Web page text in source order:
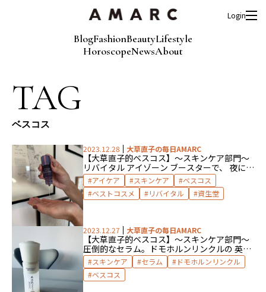
BlogFashionBeautyLifestyle
HoroscopeNewsAbout
Login
TAG
ベスコス
2023.12.28 大草直子の毎日AMARC
【大草直子的ベスコス】〜スキンケア部門〜
リバイタル アイゾーン ブースターで、 夜にな
っても「朝の目元」
アイケア スキンケア
ベスコス
ベストコスメ
リバイタル 資生堂
2023.12.27 大草直子の毎日AMARC
【大草直子的ベスコス】〜スキンケア部門〜
圧倒的なセラム。ドモホルンリンクルの 英知
の結晶、美活肌エキス
スキンケア セラム
ドモホルンリンクル
ベスコス